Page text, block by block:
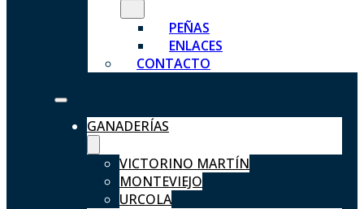
PEÑAS
ENLACES
CONTACTO
GANADERÍAS
VICTORINO MARTÍN
MONTEVIEJO
URCOLA